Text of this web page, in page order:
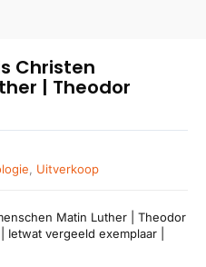
Christen
| Theodor
Uitverkoop
Matin Luther | Theodor
vergeeld exemplaar |